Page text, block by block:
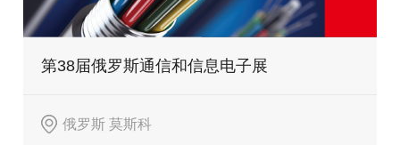
第38届俄罗斯通信和信息电子展
俄罗斯 莫斯科